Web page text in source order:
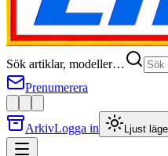
Sök artiklar, modeller…
Prenumerera
ArkivLogga in Ljust läge